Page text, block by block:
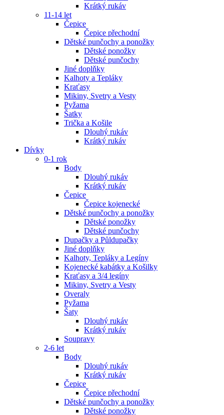
Krátký rukáv
11-14 let
Čepice
Čepice přechodní
Dětské punčochy a ponožky
Dětské ponožky
Dětské punčochy
Jiné doplňky
Kalhoty a Tepláky
Kraťasy
Mikiny, Svetry a Vesty
Pyžama
Šatky
Trička a Košile
Dlouhý rukáv
Krátký rukáv
Dívky
0-1 rok
Body
Dlouhý rukáv
Krátký rukáv
Čepice
Čepice kojenecké
Dětské punčochy a ponožky
Dětské ponožky
Dětské punčochy
Dupačky a Půldupačky
Jiné doplňky
Kalhoty, Tepláky a Legíny
Kojenecké kabátky a Košilky
Kraťasy a 3/4 legíny
Mikiny, Svetry a Vesty
Overaly
Pyžama
Šaty
Dlouhý rukáv
Krátký rukáv
Soupravy
2-6 let
Body
Dlouhý rukáv
Krátký rukáv
Čepice
Čepice přechodní
Dětské punčochy a ponožky
Dětské ponožky